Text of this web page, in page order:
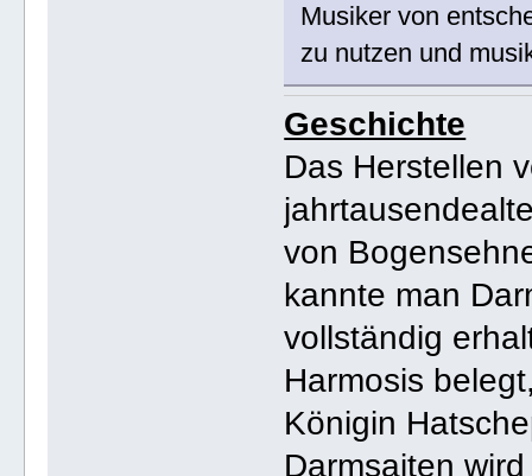
Musiker von
zu nutzen und
Geschichte
Das Herstellen
von
kannte man
vollständig
Harmosis
Königin
Darmsaiten